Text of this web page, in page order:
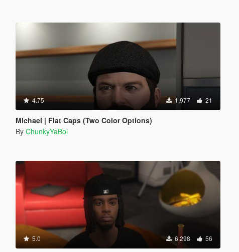
4.75 1.977 21
Michael | Flat Caps (Two Color Options)
By ChunkyYaBoi
5.0 6.298 56